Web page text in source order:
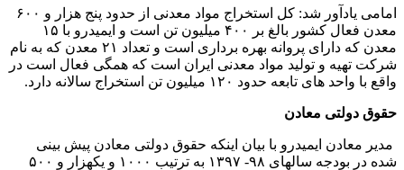
امامی یادآور شد: کل استخراج مواد معدنی از حدود پنج هزار و ۶۰۰
معدن فعال کشور بالغ بر ۴۰۰ میلیون تن است و ایمیدرو با ۱۵
معدن که دارای پروانه بهره برداری است و تعداد ۲۱ معدن که به نام
شرکت تهیه و تولید مواد معدنی ایران است که همگی فعال است در
واقع با واحد های تابعه حدود ۱۲۰ میلیون تن استخراج سالانه دارد.
حقوق دولتی معادن
مدیر معادن ایمیدرو با بیان اینکه حقوق دولتی معادن پیش بینی
شده در بودجه سالهای ۹۸- ۱۳۹۷ به ترتیب ۱۰۰۰ و یکهزار و ۵۰۰